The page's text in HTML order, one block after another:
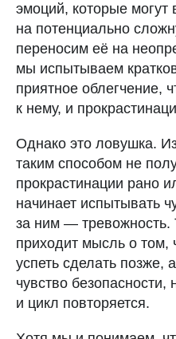
эмоций, которые могут
на потенциально
переносим её на
мы испытываем
приятное облегчение,
к нему, и
Однако это ловушка.
таким способом не
прокрастинации рано
начинает испытывать
за ним — тревожность.
приходит мысль о том,
успеть сделать позже,
чувство безопасности,
и цикл повторяется.